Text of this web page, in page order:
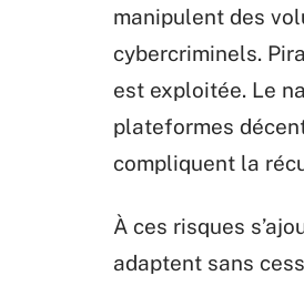
manipulent des
cybercriminels.
est exploitée. Le
plateformes
compliquent la
À ces risques
adaptent sans